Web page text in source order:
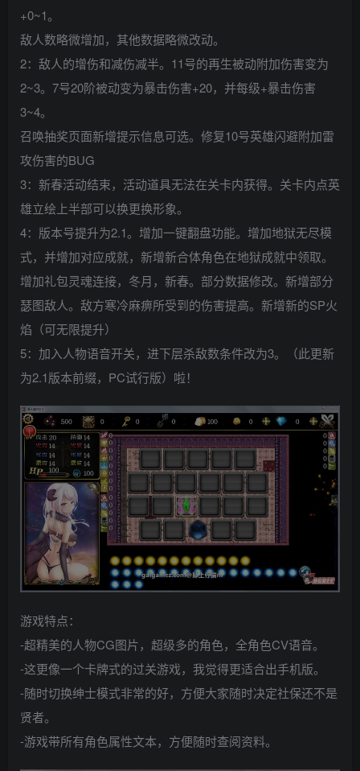
+0~1。
敌人数略微增加，其他数据略微改动。
2：敌人的增伤和减伤减半。11号的再生被动附加伤害变为
2~3。7号20阶被动变为暴击伤害+20，并每级+暴击伤害
3~4。
召唤抽奖页面新增提示信息可选。修复10号英雄闪避附加雷
攻伤害的BUG
3：新春活动结束，活动道具无法在关卡内获得。关卡内点英
雄立绘上半部可以换更换形象。
4：版本号提升为2.1。增加一键翻盘功能。增加地狱无尽模
式，并增加对应成就，新增新合体角色在地狱成就中领取。
增加礼包灵魂连接，冬月，新春。部分数据修改。新增部分
瑟图敌人。敌方寒冷麻痹所受到的伤害提高。新增新的SP火
焰（可无限提升）
5：加入人物语音开关，进下层杀敌数条件改为3。（此更新
为2.1版本前缀，PC试行版）啦！
游戏特点：
-超精美的人物CG图片，超级多的角色，全角色CV语音。
-这更像一个卡牌式的过关游戏，我觉得更适合出手机版。
-随时切换绅士模式非常的好，方便大家随时决定社保还不是
贤者。
-游戏带所有角色属性文本，方便随时查阅资料。